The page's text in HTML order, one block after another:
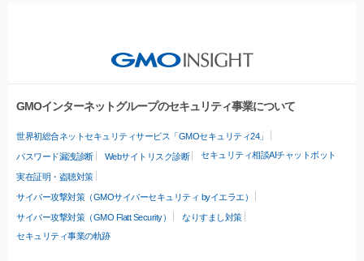
GMOインターネットグループのセキュリティ事業について
世界初総合ネットセキュリティサービス「GMOセキュリティ24」
パスワード漏洩診断 Webサイトリスク診断 セキュリティ相談AIチャットボット
実在証明・盗聴対策
サイバー攻撃対策（GMOサイバーセキュリティ byイエラエ）
サイバー攻撃対策（GMO Flatt Security）
なりすまし対策
セキュリティ事業の軌跡